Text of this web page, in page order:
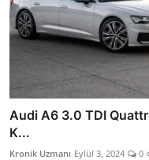
Audi A6 3.0 TDI
K...
Kronik Uzmanı Eylül 3, 2024 0